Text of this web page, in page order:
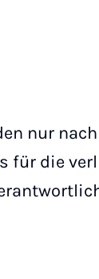
nur
für die